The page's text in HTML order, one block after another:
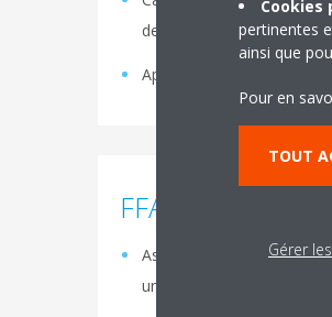
de détection d'écarts de
Application Multisplit
FFA-A9 / 2MXM-A8
Association remarquable
une finition argent ou
Cookies
pertinentes
ainsi que
Pour en
TOUT
Gérer